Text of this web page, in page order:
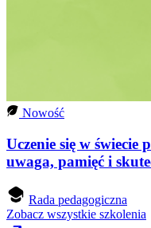
Nowość
Uczenie się w świecie
uwaga, pamięć i
Rada pedagogiczna
Zobacz wszystkie szkolenia